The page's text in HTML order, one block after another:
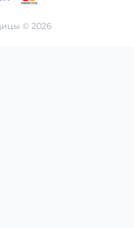
© 2026